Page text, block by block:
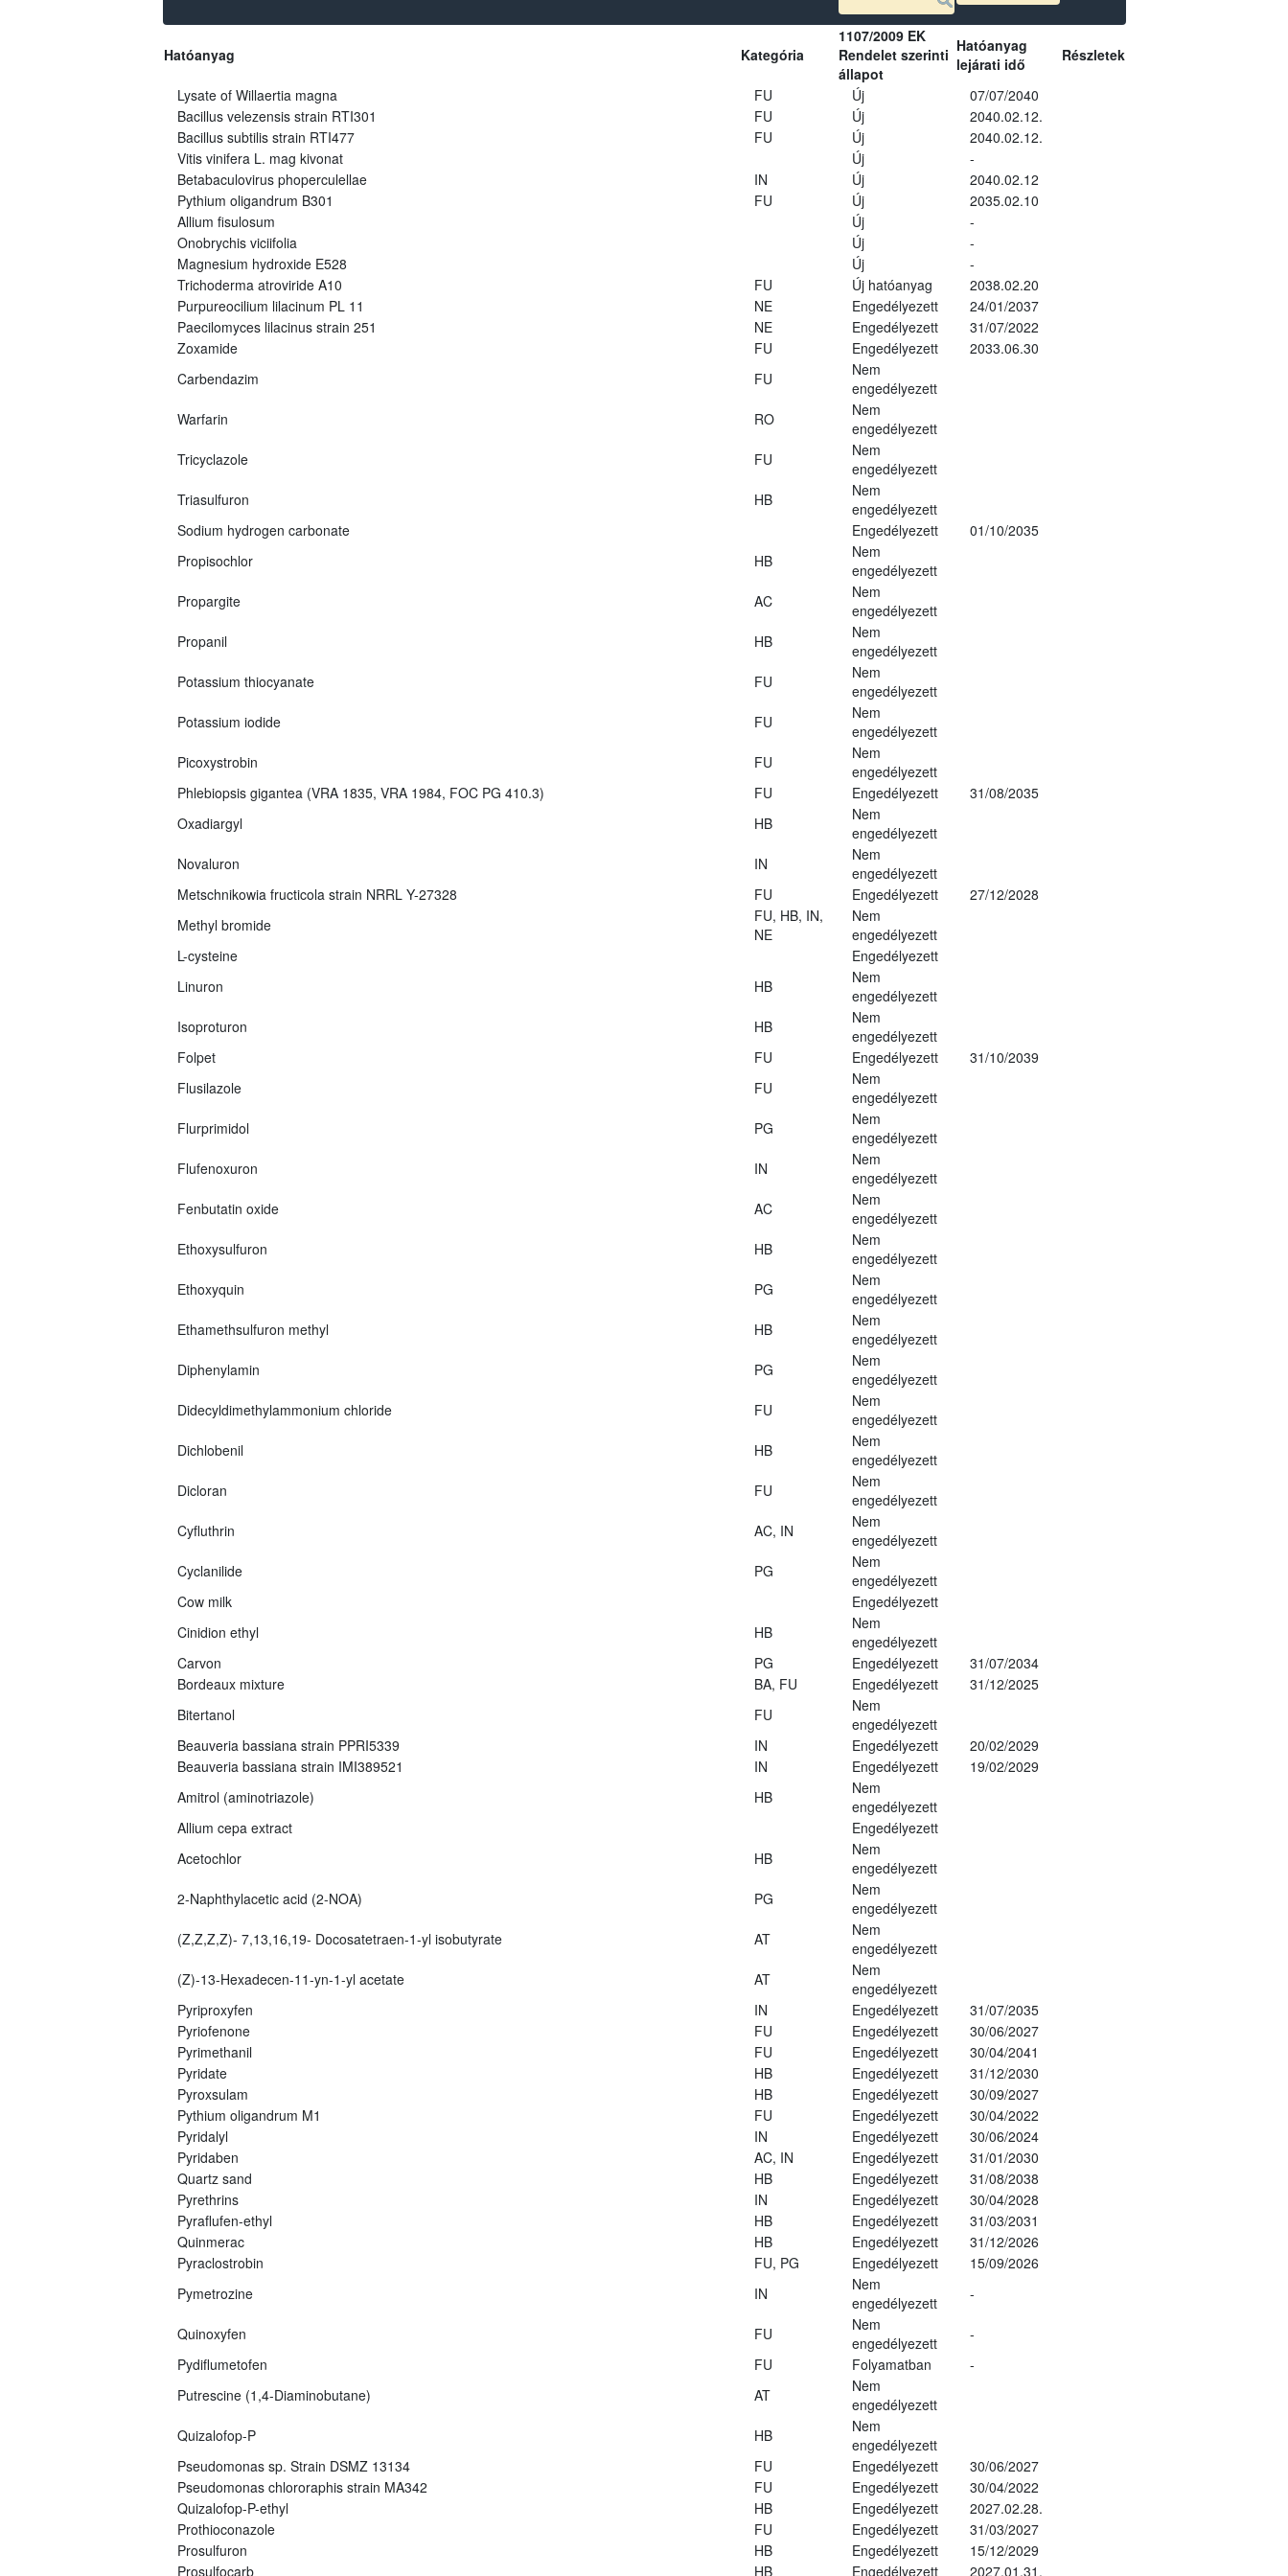
Hatóanyag Kategória
1107/2009 EK
Rendelet szerinti
állapot
Hatóanyag
lejárati idő
Részletek
Lysate of Willaertia magna FU Új
07/07/2040
Bacillus velezensis strain RTI301
FU Új
2040.02.12.
Bacillus subtilis strain RTI477
FU Új
2040.02.12.
Vitis vinifera L. mag kivonat
Új
-
Betabaculovirus phoperculellae
IN Új
2040.02.12
Pythium oligandrum B301
FU Új
2035.02.10
Allium fisulosum
Új
-
Onobrychis viciifolia
Új
-
Magnesium hydroxide E528
Új
-
Trichoderma atroviride A10
FU Új hatóanyag
2038.02.20
Purpureocilium lilacinum PL 11
NE Engedélyezett
24/01/2037
Paecilomyces lilacinus strain 251
NE Engedélyezett
31/07/2022
Zoxamide
FU Engedélyezett
2033.06.30
Carbendazim
FU
Nem
engedélyezett
Warfarin
RO
Nem
engedélyezett
Tricyclazole
FU
Nem
engedélyezett
Triasulfuron
HB
Nem
engedélyezett
Sodium hydrogen carbonate
Engedélyezett
01/10/2035
Propisochlor
HB
Nem
engedélyezett
Propargite
AC
Nem
engedélyezett
Propanil
HB
Nem
engedélyezett
Potassium thiocyanate
FU
Nem
engedélyezett
Potassium iodide
FU
Nem
engedélyezett
Picoxystrobin
FU
Nem
engedélyezett
Phlebiopsis gigantea (VRA 1835, VRA 1984, FOC PG 410.3)
FU Engedélyezett
31/08/2035
Oxadiargyl
HB
Nem
engedélyezett
Novaluron
IN
Nem
engedélyezett
Metschnikowia fructicola strain NRRL Y-27328
FU Engedélyezett
27/12/2028
Methyl bromide
FU, HB, IN,
NE
Nem
engedélyezett
L-cysteine
Engedélyezett
Linuron
HB
Nem
engedélyezett
Isoproturon
HB
Nem
engedélyezett
Folpet
FU Engedélyezett
31/10/2039
Flusilazole
FU
Nem
engedélyezett
Flurprimidol
PG
Nem
engedélyezett
Flufenoxuron
IN
Nem
engedélyezett
Fenbutatin oxide
AC
Nem
engedélyezett
Ethoxysulfuron
HB
Nem
engedélyezett
Ethoxyquin
PG
Nem
engedélyezett
Ethamethsulfuron methyl
HB
Nem
engedélyezett
Diphenylamin
PG
Nem
engedélyezett
Didecyldimethylammonium chloride
FU
Nem
engedélyezett
Dichlobenil
HB
Nem
engedélyezett
Dicloran
FU
Nem
engedélyezett
Cyfluthrin
AC, IN
Nem
engedélyezett
Cyclanilide
PG
Nem
engedélyezett
Cow milk
Engedélyezett
Cinidion ethyl
HB
Nem
engedélyezett
Carvon
PG Engedélyezett
31/07/2034
Bordeaux mixture
BA, FU Engedélyezett
31/12/2025
Bitertanol
FU
Nem
engedélyezett
Beauveria bassiana strain PPRI5339
IN Engedélyezett
20/02/2029
Beauveria bassiana strain IMI389521
IN Engedélyezett
19/02/2029
Amitrol (aminotriazole)
HB
Nem
engedélyezett
Allium cepa extract
Engedélyezett
Acetochlor
HB
Nem
engedélyezett
2-Naphthylacetic acid (2-NOA)
PG
Nem
engedélyezett
(Z,Z,Z,Z)- 7,13,16,19- Docosatetraen-1-yl isobutyrate
AT
Nem
engedélyezett
(Z)-13-Hexadecen-11-yn-1-yl acetate
AT
Nem
engedélyezett
Pyriproxyfen
IN Engedélyezett
31/07/2035
Pyriofenone
FU Engedélyezett
30/06/2027
Pyrimethanil
FU Engedélyezett
30/04/2041
Pyridate
HB Engedélyezett
31/12/2030
Pyroxsulam
HB Engedélyezett
30/09/2027
Pythium oligandrum M1
FU Engedélyezett
30/04/2022
Pyridalyl
IN Engedélyezett
30/06/2024
Pyridaben
AC, IN Engedélyezett
31/01/2030
Quartz sand
HB Engedélyezett
31/08/2038
Pyrethrins
IN Engedélyezett
30/04/2028
Pyraflufen-ethyl
HB Engedélyezett
31/03/2031
Quinmerac
HB Engedélyezett
31/12/2026
Pyraclostrobin
FU, PG Engedélyezett
15/09/2026
Pymetrozine
IN
Nem
engedélyezett
-
Quinoxyfen FU
Nem
engedélyezett
-
Pydiflumetofen
FU Folyamatban
-
Putrescine (1,4-Diaminobutane)
AT
Nem
engedélyezett
Quizalofop-P
HB
Nem
engedélyezett
Pseudomonas sp. Strain DSMZ 13134
FU Engedélyezett
30/06/2027
Pseudomonas chlororaphis strain MA342
FU Engedélyezett
30/04/2022
Quizalofop-P-ethyl
HB Engedélyezett
2027.02.28.
Prothioconazole
FU Engedélyezett
31/03/2027
Prosulfuron
HB Engedélyezett
15/12/2029
Prosulfocarb
HB Engedélyezett 2027.01.31.